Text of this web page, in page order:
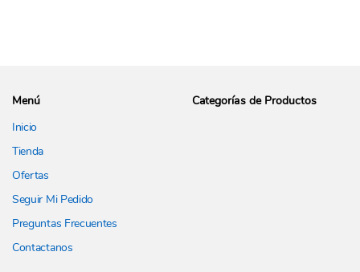
Menú
Inicio
Tienda
Ofertas
Seguir Mi Pedido
Preguntas Frecuentes
Contactanos
Categorías de Productos